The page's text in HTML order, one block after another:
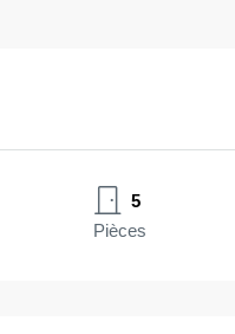
5
Pièces